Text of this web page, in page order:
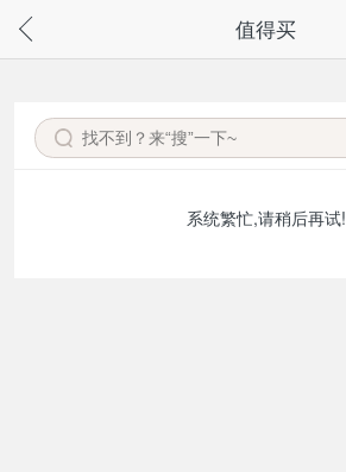
请通过微信或支付宝搜“奇兔客小程序”访问
值得买
系统繁忙,请稍后再试!